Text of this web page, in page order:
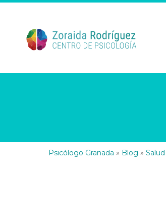
Psicólogo Granada » Blog »